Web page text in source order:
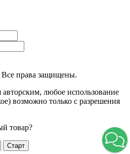
права защищены.
авторским, любое использование
возможно только с разрешения
товар?
Старт